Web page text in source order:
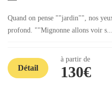
Quand on pense ""jardin"", nos
profond. ""Mignonne allons voir s...
Détail
à partir de
130€